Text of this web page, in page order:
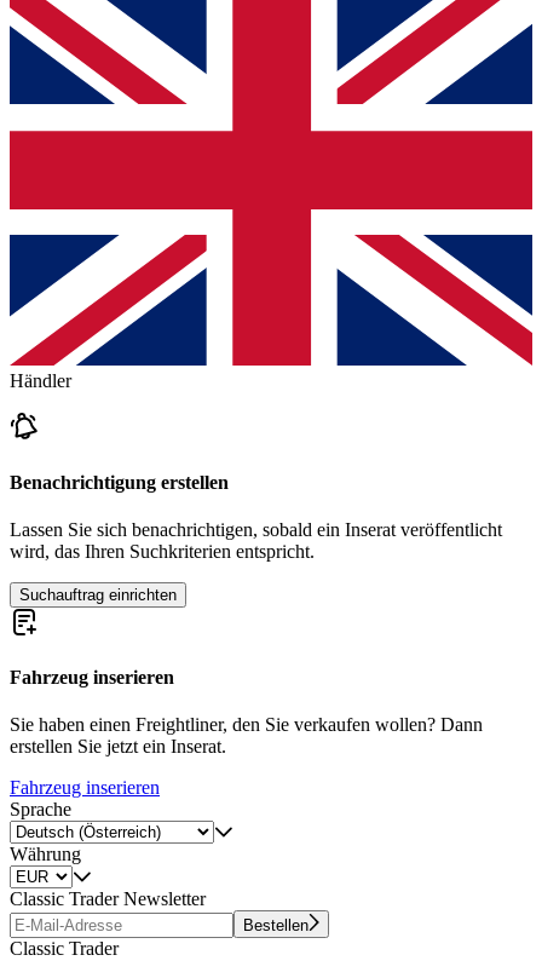
Händler
Benachrichtigung erstellen
Lassen Sie sich benachrichtigen, sobald ein Inserat veröffentlicht
wird, das Ihren Suchkriterien entspricht.
Suchauftrag einrichten
Fahrzeug inserieren
Sie haben einen Freightliner, den Sie verkaufen wollen? Dann
erstellen Sie jetzt ein Inserat.
Fahrzeug inserieren
Sprache
Währung
Classic Trader Newsletter
Bestellen
Classic Trader